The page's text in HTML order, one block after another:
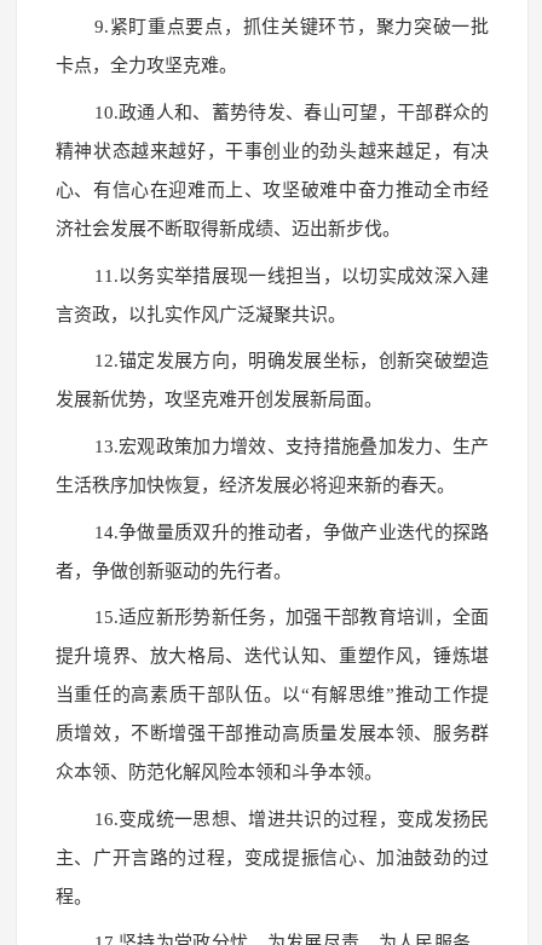
9.紧盯重点要点，抓住关键环节，聚力突破一批
卡点，全力攻坚克难。
10.政通人和、蓄势待发、春山可望，干部群众的
精神状态越来越好，干事创业的劲头越来越足，有决
心、有信心在迎难而上、攻坚破难中奋力推动全市经
济社会发展不断取得新成绩、迈出新步伐。
11.以务实举措展现一线担当，以切实成效深入建
言资政，以扎实作风广泛凝聚共识。
12.锚定发展方向，明确发展坐标，创新突破塑造
发展新优势，攻坚克难开创发展新局面。
13.宏观政策加力增效、支持措施叠加发力、生产
生活秩序加快恢复，经济发展必将迎来新的春天。
14.争做量质双升的推动者，争做产业迭代的探路
者，争做创新驱动的先行者。
15.适应新形势新任务，加强干部教育培训，全面
提升境界、放大格局、迭代认知、重塑作风，锤炼堪
当重任的高素质干部队伍。以“有解思维”推动工作提
质增效，不断增强干部推动高质量发展本领、服务群
众本领、防范化解风险本领和斗争本领。
16.变成统一思想、增进共识的过程，变成发扬民
主、广开言路的过程，变成提振信心、加油鼓劲的过
程。